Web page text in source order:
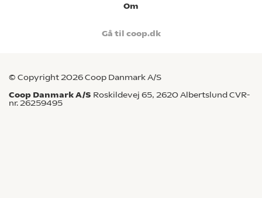
Om
Gå til coop.dk
© Copyright 2026 Coop Danmark A/S
Coop Danmark A/S Roskildevej 65, 2620 Albertslund CVR-
nr. 26259495